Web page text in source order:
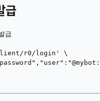
급
급
r0/login' \